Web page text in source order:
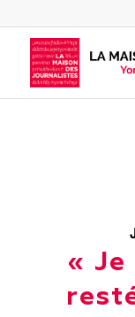
«